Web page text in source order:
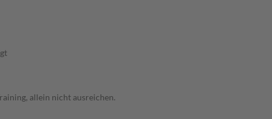
allein nicht ausreichen.